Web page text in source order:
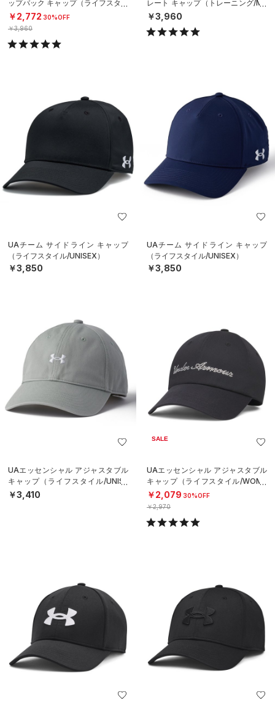
ップバック キャップ（ライフスタイ
ル/MEN）
￥2,772 30%OFF
￥3,960
レート キャップ（トレーニング/ME
N）
￥3,960
UAチーム サイドライン キャップ
（ライフスタイル/UNISEX）
￥3,850
UAチーム サイドライン キャップ
（ライフスタイル/UNISEX）
￥3,850
UAエッセンシャル アジャスタブル
キャップ（ライフスタイル/UNISE
X）
￥3,410
SALE
UAエッセンシャル アジャスタブル
キャップ（ライフスタイル/WOME
N）
￥2,079 30%OFF
￥2,970